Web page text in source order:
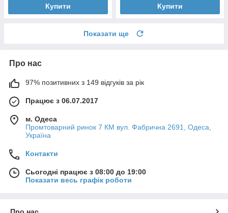
Купити Купити
Показати ще
Про нас
97% позитивних з 149 відгуків за рік
Працює з 06.07.2017
м. Одеса
Промтоварний ринок 7 КМ вул. Фабрична 2691, Одеса,
Україна
Контакти
Сьогодні працює з 08:00 до 19:00
Показати весь графік роботи